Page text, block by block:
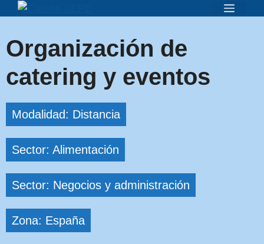
Saltar
contenido
Menú
Organización de
catering y eventos
Modalidad: Distancia
Sector: Alimentación
Sector: Negocios y administración
Zona: España